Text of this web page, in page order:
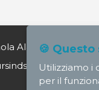
Alagia🍪
Utilizziamo i
per il